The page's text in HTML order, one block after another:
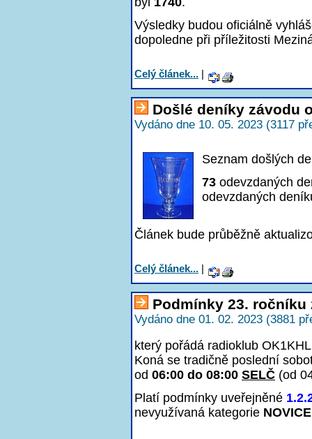
Výsledky budou oficiálně
dopoledne při příležitosti
Celý článek... |
Došlé deníky závodu
Vydáno dne 10. 05. 2023 (3117
Seznam došlých
73 odevzdaných
odevzdaných
Článek bude průběžně
Celý článek... |
Podmínky 23. ročníku
Vydáno dne 01. 02. 2023 (3881
který pořádá radioklub
Koná se tradičně poslední
od 06:00 do 08:00 SELČ (od
Platí podmínky uveřejněné
nevyužívaná kategorie NOVICE